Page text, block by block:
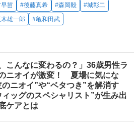
苗 #後藤真希 #森岡毅
#城彰二
雄一郎 #亀和田武
こんなに変わるの？」36歳男性ラ
ニオイが激変！ 夏場に気にな
のニオイ”や“ベタつき”を解消す
ィッグのスペシャリスト”が生み出
ケアとは